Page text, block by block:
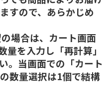
すので、あらかじめ
場合は、カート画面
を入力し「再計算」
。当画面での「カート
数量選択は1個で結構